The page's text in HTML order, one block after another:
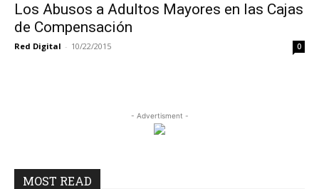
Los Abusos a Adultos Mayores en las Cajas
de Compensación
Red Digital - 10/22/2015 0
- Advertisment -
MOST READ